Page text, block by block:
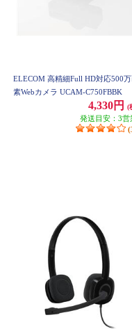
ELECOM 高精細Full HD対応500
素Webカメラ UCAM-C750FBBK
4,330円 (
発送目安：3営